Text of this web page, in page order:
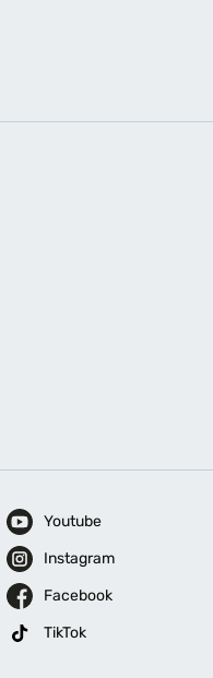
Youtube
Instagram
Facebook
TikTok